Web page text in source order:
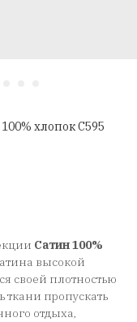
хлопок C595
Сатин 100%
высокой
своей плотностью
ткани пропускать
отдыха,